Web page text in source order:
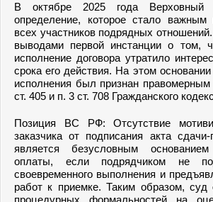
В октябре 2025 года
определение, которое стало важным
всех участников подрядных
выводами первой инстанции о том,
исполнение договора утратило
срока его действия. На этом основании
исполнения был признан
ст. 405 и п. 3 ст. 708 Гражданского
Позиция ВС РФ: Отсутствие
заказчика от подписания акта
является безусловным
оплаты, если подрядчиком не
своевременного выполнения и
работ к приемке. Таким образом, суд
процедурных формальностей на